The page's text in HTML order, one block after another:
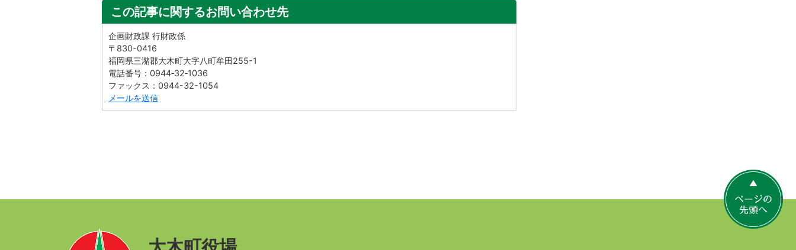
この記事に関するお問い合わせ先
企画財政課 行財政係
〒830-0416
福岡県三潴郡大木町大字八町牟田255-1
電話番号：0944‐32‐1036
ファックス：0944-32-1054
メールを送信
ー
ジ
の